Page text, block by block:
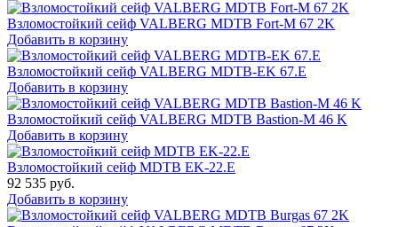
Взломостойкий сейф VALBERG MDTB Fort-M 67 2K
Добавить в корзину
Взломостойкий сейф VALBERG MDTB-EK 67.E
Добавить в корзину
Взломостойкий сейф VALBERG MDTB Bastion-M 46 K
Добавить в корзину
Взломостойкий сейф MDTB EK-22.E
92 535 руб.
Добавить в корзину